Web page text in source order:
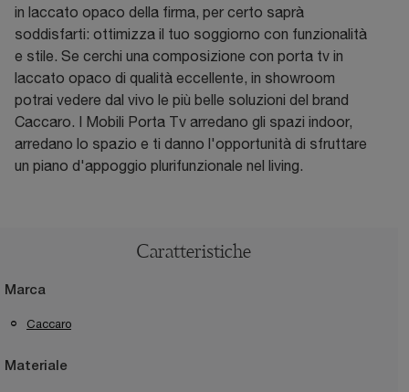
in laccato opaco della firma, per certo saprà
soddisfarti: ottimizza il tuo soggiorno con funzionalità
e stile. Se cerchi una composizione con porta tv in
laccato opaco di qualità eccellente, in showroom
potrai vedere dal vivo le più belle soluzioni del brand
Caccaro. I Mobili Porta Tv arredano gli spazi indoor,
arredano lo spazio e ti danno l'opportunità di sfruttare
un piano d'appoggio plurifunzionale nel living.
Caratteristiche
Marca
Caccaro
Materiale